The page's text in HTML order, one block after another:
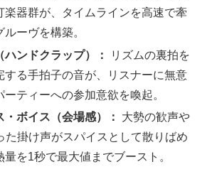
楽器群が、タイムラインを高速で牽
ーヴを構築。
ンドクラップ）：
リズムの裏拍を
する手拍子の音が、リスナーに無意
ティーへの参加意欲を喚起。
・ボイス（会場感）：
大勢の歓声や
た掛け声がスパイスとして散りばめ
量を1秒で最大値までブースト。